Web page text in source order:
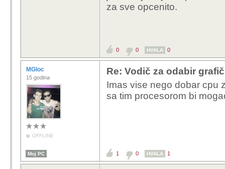
za sve opcenito.
0 0 HVALA 0
MGloc
15 godina
OFFLINE
Re: Vodič za odabir
Imas vise nego dobar cpu
sa tim procesorom bi
Moj PC 1 0 HVALA 1